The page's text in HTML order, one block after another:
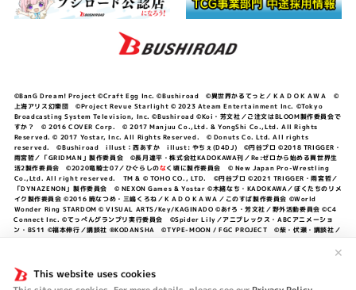
This website uses cookies
✕
©BanG Dream! Project ©Craft Egg Inc. ©Bushiroad ©異世界かるてっと／ＫＡＤＯＫＡＷＡ ©
上海アリス幻樂団 ©Project Revue Starlight © 2023 Ateam Entertainment Inc. ©Tokyo
Broadcasting System Television, Inc. ©Bushiroad ©Koi・芳文社／ご注文はBLOOM製作委員会で
すか？ © 2016 COVER Corp. © 2017 Manjuu Co.,Ltd. & YongShi Co.,Ltd. All Rights
Reserved. © 2017 Yostar, Inc. All Rights Reserved. © Donuts Co. Ltd. All rights
reserved. ©Bushiroad illust：西あすか illust: やちぇ(D4DJ) ©円谷プロ ©2018 TRIGGER・
雨宮哲／「GRIDMAN」製作委員会 ©長月達平・株式会社KADOKAWA刊／Re:ゼロから始める異世界生
活2製作委員会 ©2020竜騎士07／ひぐらしのなく頃に製作委員会 © New Japan Pro-Wrestling
Co.,Ltd. All right reserved. TM & © TOHO CO., LTD. ©円谷プロ ©2021 TRIGGER・雨宮哲／
「DYNAZENON」製作委員会 © NEXON Games & Yostar ©木緒なち・KADOKAWA／ぼくたちのリメ
イク製作委員会 ©2016 暁なつめ・三嶋くろね／ＫＡＤＯＫＡＷＡ／このすば製作委員会 ©World
Wonder Ring STARDOM © VISUAL ARTS/Key/KAGINADO ©あfろ・芳文社／野外活動委員会 ©C4
Connect Inc. ©てっぺんグランプリ実行委員会 ©Spider Lily／アニプレックス・ABCアニメーショ
ン・BS11 ©福本伸行／講談社 ®KODANSHA ©TYPE-MOON / FGC PROJECT ©柴・伏瀬・講談社／
©中村力斗・野澤ゆき子／集英社・君のことが大大大大大好きな製作委員会 ©IIS-P／ぽんのみち製作委
員会 ©円谷プロ ©2023 TRIGGER・雨宮哲／「劇場版グリッドマンユニバース」製作委員会 © NEXON